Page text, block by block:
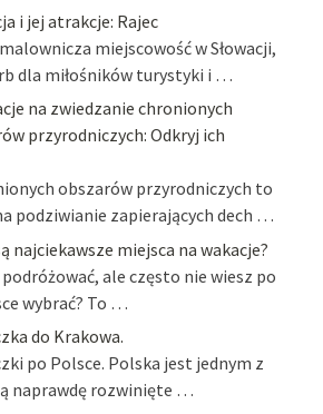
i jej atrakcje: Rajec
miejscowość w Słowacji,
dla miłośników turystyki i …
na zwiedzanie chronionych
przyrodniczych: Odkryj ich
obszarów przyrodniczych to
podziwianie zapierających dech …
najciekawsze miejsca na wakacje?
ale często nie wiesz po
wybrać? To …
do Krakowa.
po Polsce. Polska jest jednym z
naprawdę rozwinięte …